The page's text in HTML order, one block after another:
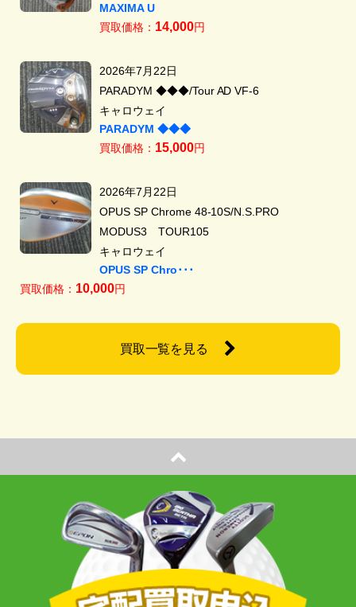
MAXIMA U
買取価格： 14,000円
2026年7月22日
PARADYM ◆◆◆/Tour AD VF-6
キャロウェイ
PARADYM ◆◆◆
買取価格： 15,000円
2026年7月22日
OPUS SP Chrome 48-10S/N.S.PRO
MODUS3 TOUR105
キャロウェイ
OPUS SP Chro･･･
買取価格： 10,000円
買取一覧を見る